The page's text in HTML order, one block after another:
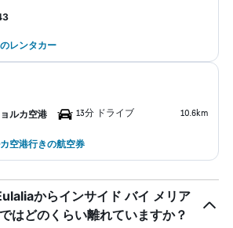
レンタカー
ルカ空港 13分 ドライブ 10.6km
空港行きの航空券
からインサイド バイ メリア
はどのくらい離れていますか？